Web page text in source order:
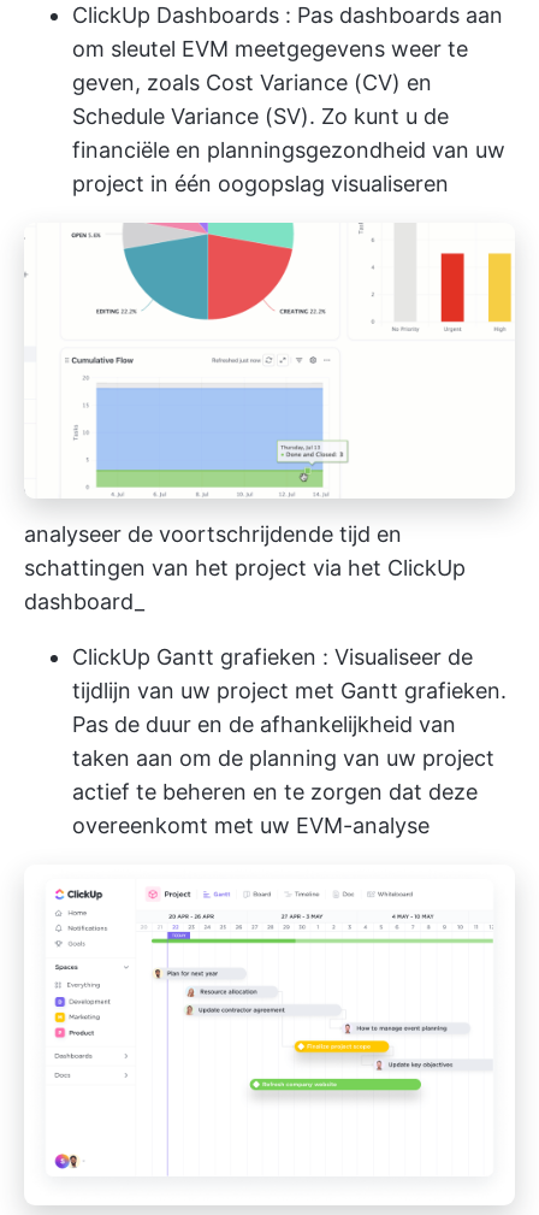
ClickUp Dashboards : Pas dashboards aan
om sleutel EVM meetgegevens weer te
geven, zoals Cost Variance (CV) en
Schedule Variance (SV). Zo kunt u de
financiële en planningsgezondheid van uw
project in één oogopslag visualiseren
analyseer de voortschrijdende tijd en
schattingen van het project via het ClickUp
dashboard_
ClickUp Gantt grafieken : Visualiseer de
tijdlijn van uw project met Gantt grafieken.
Pas de duur en de afhankelijkheid van
taken aan om de planning van uw project
actief te beheren en te zorgen dat deze
overeenkomt met uw EVM-analyse